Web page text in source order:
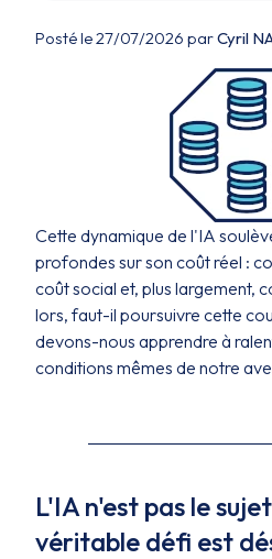
Posté le 27/07/2026 parCyril
Cette dynamique de l'IA
profondes sur son coût réel :
coût social et, plus largement,
lors, faut-il poursuivre cette
devons-nous apprendre à
conditions mêmes de notre
L'IA n'est pas le
véritable défi est